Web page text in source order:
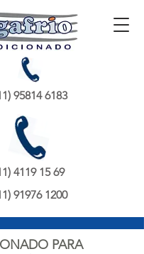
95814 6183
4119 15 69
91976 1200
PARA